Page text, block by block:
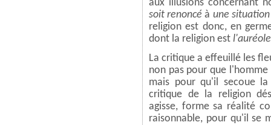
aux illusions concernant
soit renoncéà une
religion est donc, en
dont la religion est
La critique a effeuillé les
non pas pour que
mais pour qu'il secoue
critique de la religion
agisse, forme sa réalité
raisonnable, pour qu'il se